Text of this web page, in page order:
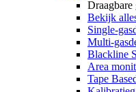
Draagbare
Bekijk
Single-
Multi-
Blackline
Area
Tape